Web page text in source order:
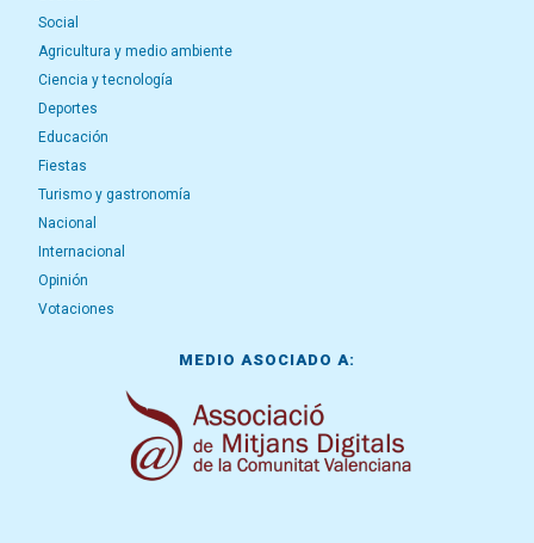
Social
Agricultura y medio ambiente
Ciencia y tecnología
Deportes
Educación
Fiestas
Turismo y gastronomía
Nacional
Internacional
Opinión
Votaciones
MEDIO ASOCIADO A: